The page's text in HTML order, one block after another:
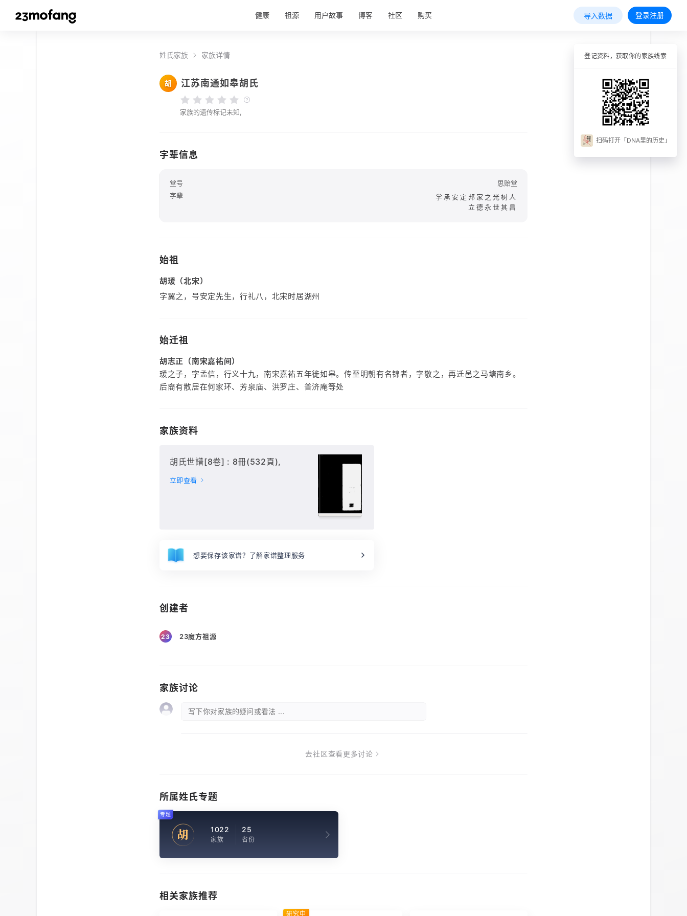
健康 祖源 用户故事 博客 社区 购买 导入数据 登录注册
姓氏家族 家族详情
胡 江苏南通如皋胡氏
家族的遗传标记未知,
字辈信息
堂号
思贻堂
字辈
学承安定邦家之光树人
立德永世其昌
始祖
胡瑗（北宋）
字翼之，号安定先生，行礼八，北宋时居湖州
始迁祖
胡志正（南宋嘉祐间）
瑗之子，字孟信，行义十九，南宋嘉祐五年徙如皋。传至明朝有名锦者，字敬之，再迁邑之马塘南乡。
后裔有散居在何家环、芳泉庙、洪罗庄、普济庵等处
家族资料
胡氏世譜[8卷] : 8冊(532頁),
立即查看
想要保存该家谱？了解家谱整理服务
创建者
23 23魔方祖源
家族讨论
写下你对家族的疑问或看法 ...
去社区查看更多讨论
所属姓氏专题
胡 1022
家族
25
省份
专题
相关家族推荐
研究中
登记资料，获取你的家族线索
扫码打开「DNA里的历史」